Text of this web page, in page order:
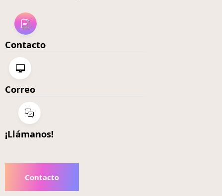
Contacto
Correo
¡Llámanos!
Contacto